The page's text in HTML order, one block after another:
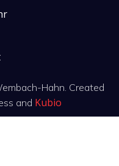
Hahn. Created
and Kubio